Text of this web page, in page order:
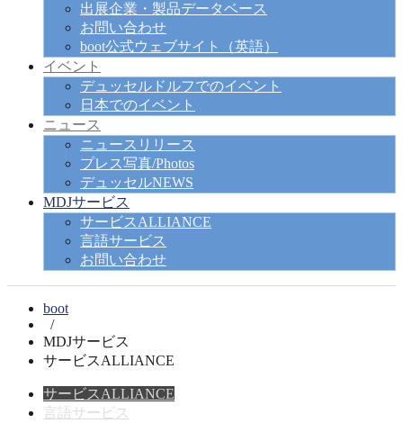
出展企業・製品データベース
お問い合わせ
boot公式ウェブサイト（英語）
イベント
デュッセルドルフでのイベント
日本でのイベント
ニュース
ニュースリリース
プレス写真/Photos
デュッセルNEWS
MDJサービス
サービスALLIANCE
言語サービス
お問い合わせ
boot
/
MDJサービス
サービスALLIANCE
サービスALLIANCE
言語サービス